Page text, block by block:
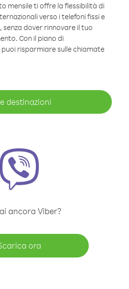
mensile ti offre la flessibilità di
verso i telefoni fissi e
dover rinnovare il tuo
Con il piano di
risparmiare sulle chiamate
destinazioni
ancora Viber?
ora